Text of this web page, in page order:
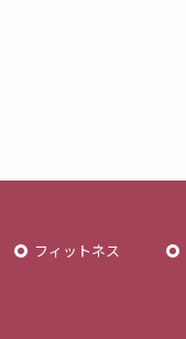
フィットネス